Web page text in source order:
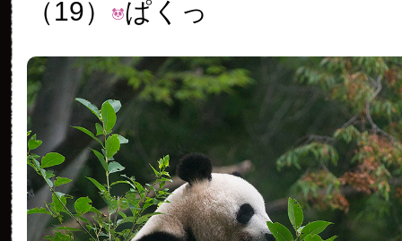
（19） ぱくっ